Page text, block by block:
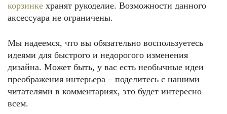
корзинке хранят рукоделие. Возможности данного
аксессуара не ограничены.
Мы надеемся, что вы обязательно воспользуетесь
идеями для быстрого и недорогого изменения
дизайна. Может быть, у вас есть необычные идеи
преображения интерьера – поделитесь с нашими
читателями в комментариях, это будет интересно
всем.